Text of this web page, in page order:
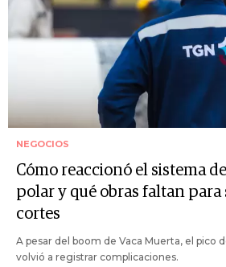
NEGOCIOS
Cómo reaccionó el sistema
polar y qué obras faltan
cortes
A pesar del boom de Vaca Muerta, el pico
volvió a registrar complicaciones.